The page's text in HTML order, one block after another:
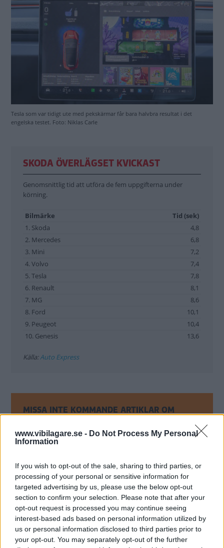
www.vibilagare.se - Do Not Process My Personal
Information
If you wish to opt-out of the sale, sharing to third parties, or
processing of your personal or sensitive information for
targeted advertising by us, please use the below opt-out
section to confirm your selection. Please note that after your
opt-out request is processed you may continue seeing
interest-based ads based on personal information utilized by
us or personal information disclosed to third parties prior to
your opt-out. You may separately opt-out of the further
Tesla som var tidigt ute med pekskärmar får bara halvbra resultat i det
engelska testet. Foto: Niklas Carle
SKODA ÖVERLÄGSET KVICKAST
Genomsnittlig tid att utföra de fem uppgifterna under
körning.
Bilmärke
Tid (sek)
1. Skoda
4,8
2. Mercedes
6,8
3. Mini
7,2
4. Volvo
7,4
5. Tesla
7,8
6. Renault
8,1
7. MG
8,6
8. Ford
10,1
9. Peugeot
10,4
10. Genesis
13,6
Källa:Auto Express
MISSA INTE KOMMANDE ARTIKLAR OM
Få vårt nyhetsbrev utan kostnad
Genom att anmäla dig godkänner du OK-förlagets
personuppgiftspolicy.